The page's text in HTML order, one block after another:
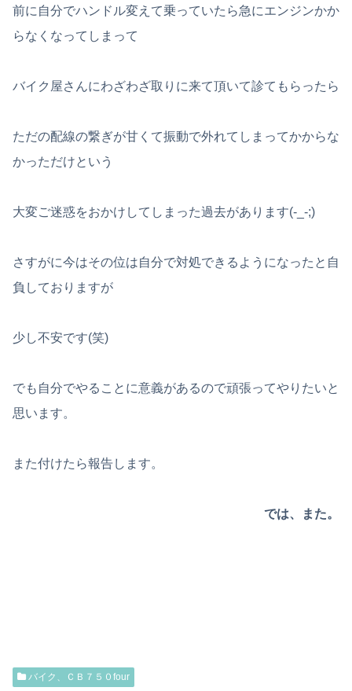
前に自分でハンドル変えて乗っていたら急にエンジンかか
らなくなってしまって
バイク屋さんにわざわざ取りに来て頂いて診てもらったら
ただの配線の繋ぎが甘くて振動で外れてしまってかからな
かっただけという
大変ご迷惑をおかけしてしまった過去があります(-_-;)
さすがに今はその位は自分で対処できるようになったと自
負しておりますが
少し不安です(笑)
でも自分でやることに意義があるので頑張ってやりたいと
思います。
また付けたら報告します。
では、また。
バイク、ＣＢ７５０four